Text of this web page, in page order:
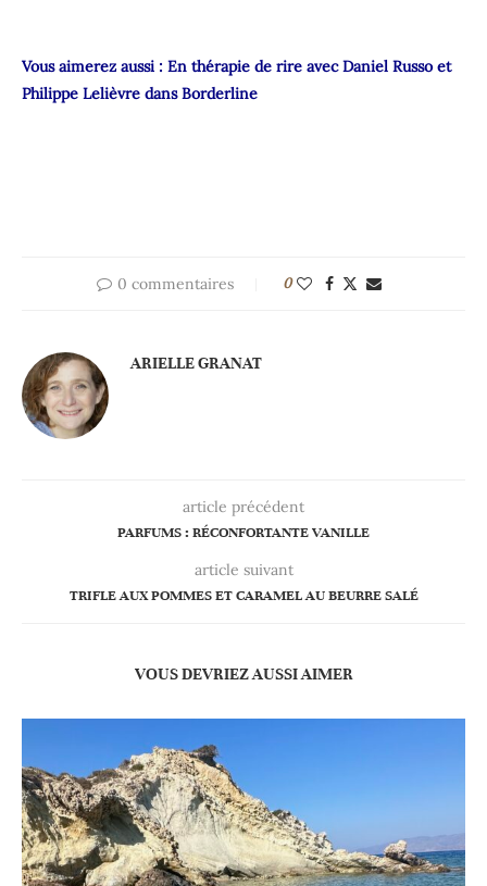
Vous aimerez aussi : En thérapie de rire avec Daniel Russo et
Philippe Lelièvre dans Borderline
0 commentaires 0
ARIELLE GRANAT
article précédent
PARFUMS : RÉCONFORTANTE VANILLE
article suivant
TRIFLE AUX POMMES ET CARAMEL AU BEURRE SALÉ
VOUS DEVRIEZ AUSSI AIMER